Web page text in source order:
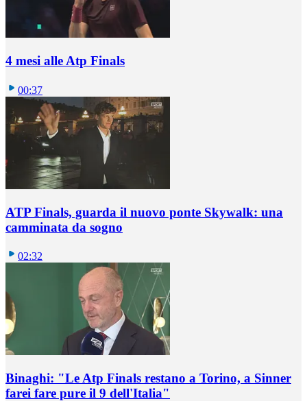
4 mesi alle Atp Finals
00:37
ATP Finals, guarda il nuovo ponte Skywalk: una
camminata da sogno
02:32
Binaghi: "Le Atp Finals restano a Torino, a Sinner
farei fare pure il 9 dell'Italia"